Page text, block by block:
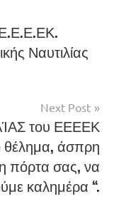
Ε.Ε.Ε.ΕΚ.
Ναυτιλίας
Next Post
του ΕΕΕΕΚ
θέλημα, άσπρη
πόρτα σας, να
καλημέρα “.